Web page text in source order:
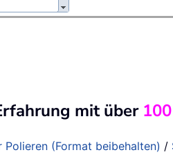
mit über 100
Polieren (Format beibehalten) /